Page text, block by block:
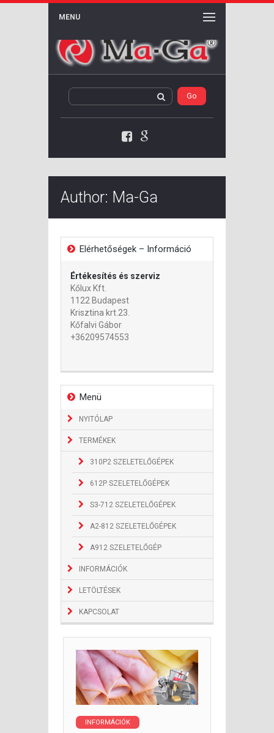
MENU
Author: Ma-Ga
Elérhetőségek – Információ
Értékesítés és szerviz
Kőlux Kft.
1122 Budapest
Krisztina krt.23.
Kőfalvi Gábor
+36209574553
Menü
NYITÓLAP
TERMÉKEK
310P2 SZELETELŐGÉPEK
612P SZELETELŐGÉPEK
S3-712 SZELETELŐGÉPEK
A2-812 SZELETELŐGÉPEK
A912 SZELETELŐGÉP
INFORMÁCIÓK
LETÖLTÉSEK
KAPCSOLAT
INFORMÁCIÓK